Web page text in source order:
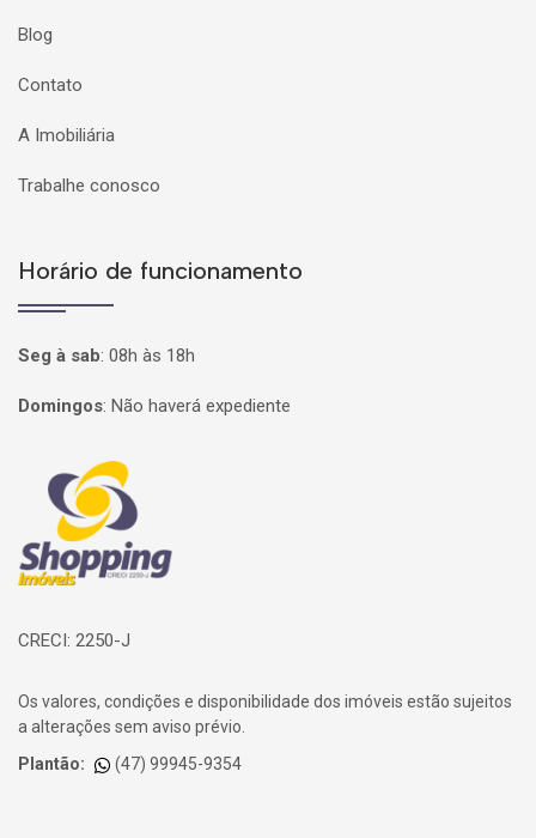
Blog
Contato
A Imobiliária
Trabalhe conosco
Horário de funcionamento
Seg à sab: 08h às 18h
Domingos: Não haverá expediente
Página inicial
CRECI: 2250-J
Os valores, condições e disponibilidade dos imóveis estão sujeitos
a alterações sem aviso prévio.
Plantão:
(47) 99945-9354